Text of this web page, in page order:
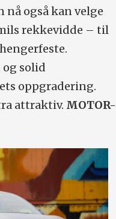
også kan velge
rekkevidde – til
solid
oppgradering.
attraktiv. MOTOR-